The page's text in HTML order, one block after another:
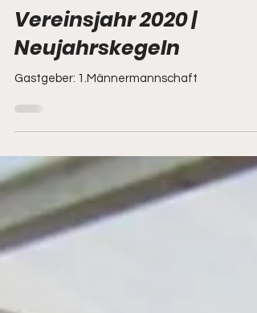
TSC 1931 e.V.
4. Jan. 2020
1 Min. Lesezeit
Vereinsjahr 2020 |
Neujahrskegeln
Gastgeber: 1.Männermannschaft